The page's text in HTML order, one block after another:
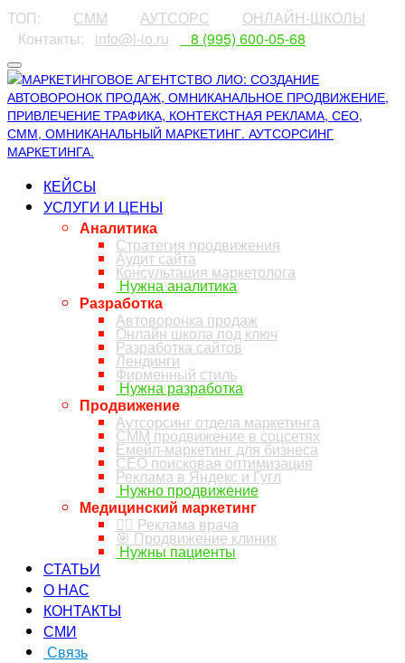
ТОП: СММ АУТСОРС
ОНЛАЙН-ШКОЛЫ
⠀Контакты:⠀ info@l-io.ru ⠀8 (995) 600-05-68
КЕЙСЫ
УСЛУГИ И ЦЕНЫ
Аналитика
Стратегия продвижения
Аудит сайта
Консультация маркетолога
Нужна аналитика
Разработка
Автоворонка продаж
Онлайн школа под ключ
Разработка сайтов
Лендинги
Фирменный стиль
Нужна разработка
Продвижение
Аутсорсинг отдела маркетинга
СММ продвижение в соцсетях
Емейл-маркетинг для бизнеса
СЕО поисковая оптимизация
Реклама в Яндекс и Гугл
Нужно продвижение
Медицинский маркетинг
👨‍⚕️ Реклама врача
🎯 Продвижение клиник
Нужны пациенты
СТАТЬИ
О НАС
КОНТАКТЫ
СМИ
Связь